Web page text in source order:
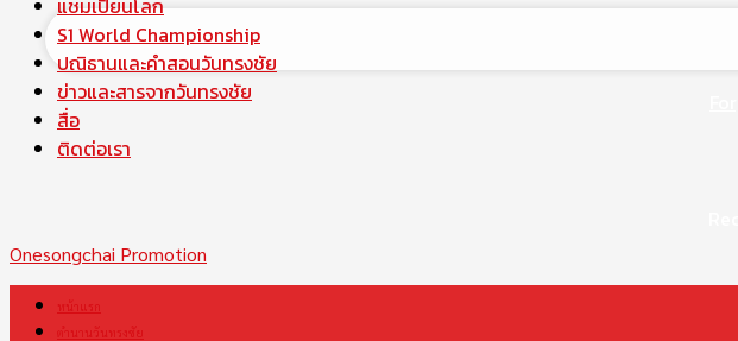
แชมเปี้ยนโลก
S1 World Championship
ปณิธานและคำสอนวันทรงชัย
ข่าวและสารจากวันทรงชัย
สื่อ
ติดต่อเรา
Onesongchai Promotion
หน้าแรก
ตำนานวันทรงชัย